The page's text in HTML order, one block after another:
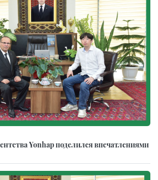
Yonhap поделился впечатлениями